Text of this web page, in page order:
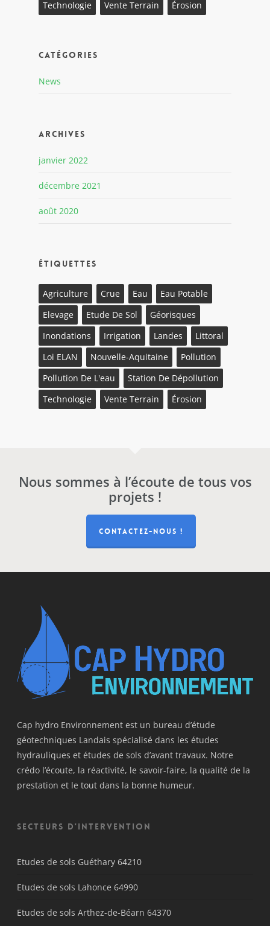
Technologie Vente Terrain Érosion
Catégories
News
Archives
janvier 2022
décembre 2021
août 2020
Étiquettes
Agriculture Crue Eau
Eau Potable
Elevage
Etude De Sol
Géorisques
Inondations
Irrigation Landes
Littoral
Loi ELAN
Nouvelle-Aquitaine
Pollution
Pollution De L'eau
Station De Dépollution
Technologie
Vente Terrain Érosion
Nous sommes à l’écoute de tous vos
projets !
CONTACTEZ-NOUS !
Cap hydro Environnement est un bureau d’étude
géotechniques Landais spécialisé dans les études
hydrauliques et études de sols d’avant travaux. Notre
crédo l’écoute, la réactivité, le savoir-faire, la qualité de la
prestation et le tout dans la bonne humeur.
Secteurs d'intervention
Etudes de sols Guéthary 64210
Etudes de sols Lahonce 64990
Etudes de sols Arthez-de-Béarn 64370